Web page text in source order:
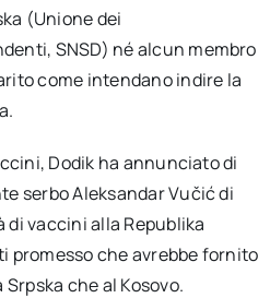
(Unione dei
SNSD) né alcun membro
come intendano indire la
Dodik ha annunciato di
serbo Aleksandar Vučić di
vaccini alla Republika
promesso che avrebbe fornito
che al Kosovo.